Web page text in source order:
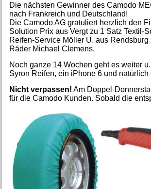
Die nächsten Gewinner des Camodo
nach Frankreich und Deutschland!
Die Camodo AG gratuliert herzlich den
Solution Prix aus Vergt zu 1 Satz Textil-
Reifen-Service Möller U. aus
Räder Michael Clemens.
Noch ganze 14 Wochen geht es weiter
Syron Reifen, ein iPhone 6 und
Nicht verpassen! Am Doppel-
für die Camodo Kunden. Sobald die